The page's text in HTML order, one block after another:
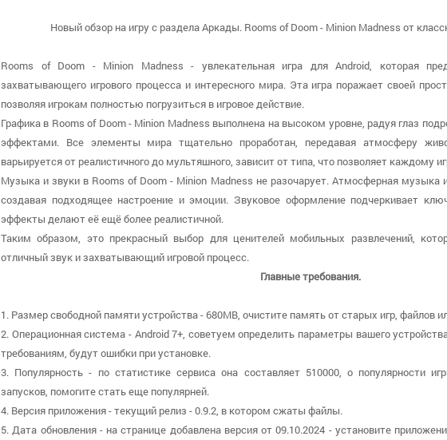
Новый обзор на игру с раздела Аркады. Rooms of Doom - Minion Madness от
Rooms of Doom - Minion Madness - увлекательная игра для Android, которая
захватывающего игрового процесса и интересного мира. Эта игра поражает своей
позволяя игрокам полностью погрузиться в игровое действие.
Графика в Rooms of Doom - Minion Madness выполнена на высоком уровне, радуя глаз
эффектами. Все элементы мира тщательно проработан, передавая атмосферу
варьируется от реалистичного до мультяшного, зависит от типа, что позволяет каждому
Музыка и звуки в Rooms of Doom - Minion Madness не разочарует. Атмосферная музыка
создавая подходящее настроение и эмоции. Звуковое оформление подчеркивает
эффекты делают её ещё более реалистичной.
Таким образом, это прекрасный выбор для ценителей мобильных развлечений,
отличный звук и захватывающий игровой процесс.
Главные требования.
1. Размер свободной памяти устройства - 680MB, очистите память от старых игр, файлов
2. Операционная система - Android 7+, советуем определить параметры вашего
требованиям, будут ошибки при установке.
3. Популярность - по статистике сервиса она составляет 510000, о популярности
запусков, помогите стать еще популярней.
4. Версия приложения - текущий релиз - 0.9.2, в котором сжаты файлы.
5. Дата обновления - на странице добавлена версия от 09.10.2024 - установите